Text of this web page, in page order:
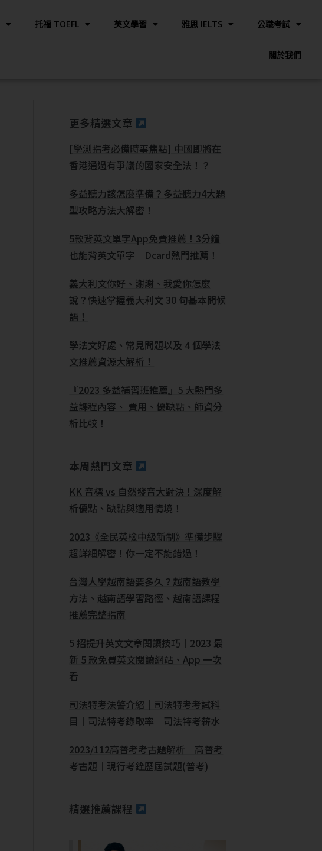
托福 TOEFL 英文學習 雅思 IELTS 公職考試
關於我們
更多精選文章
[學測指考必備時事焦點] 中國即將在
香港通過有爭議的國家安全法！？
多益聽力該怎麼準備？多益聽力4大題
型攻略方法大解密！
5款背英文單字App免費推薦！3分鐘
也能背英文單字｜Dcard熱門推薦！
義大利文你好、謝謝、我愛你怎麼
說？快速掌握義大利文 30 句基本問候
語！
學法文好處、常見問題以及 4 個學法
文推薦資源大解析！
『2023 多益補習班推薦』5 大熱門多
益課程內容、 費用、優缺點、師資分
析比較！
本周熱門文章
KK 音標 vs 自然發音大對決！深度解
析優點、缺點與適用情境！
2023《全民英檢中級新制》準備步驟
超詳細解密！你一定不能錯過！
台灣人學越南語要多久？越南語教學
方法、越南語學習路徑、越南語課程
推薦完整指南
5 招提升英文文章閱讀技巧｜2023 最
新 5 款免費英文閱讀網站、App 一次
看
司法特考法警介紹｜司法特考考試科
目｜司法特考錄取率｜司法特考薪水
2023/112高普考考古題解析｜高普考
考古題｜現行考銓歷屆試題(普考)
精選推薦課程